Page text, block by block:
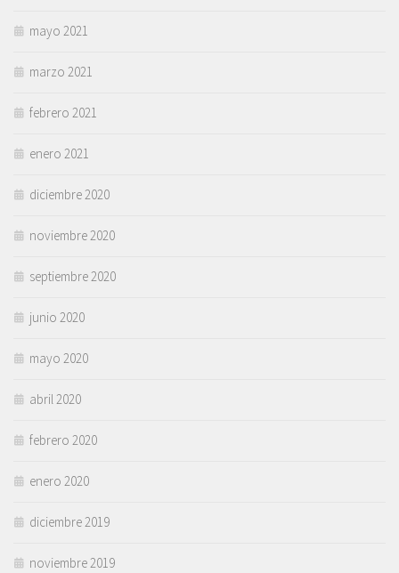
mayo 2021
marzo 2021
febrero 2021
enero 2021
diciembre 2020
noviembre 2020
septiembre 2020
junio 2020
mayo 2020
abril 2020
febrero 2020
enero 2020
diciembre 2019
noviembre 2019